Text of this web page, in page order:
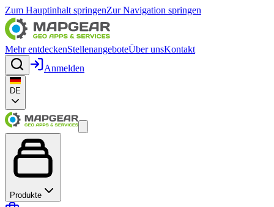
Zum Hauptinhalt springenZur Navigation springen
Mehr entdeckenStellenangeboteÜber unsKontakt
Anmelden
DE
Produkte